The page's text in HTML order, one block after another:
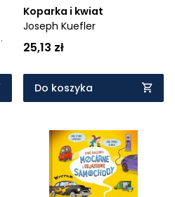
Koparka i kwiat
Joseph Kuefler
25,13 zł
Do koszyka